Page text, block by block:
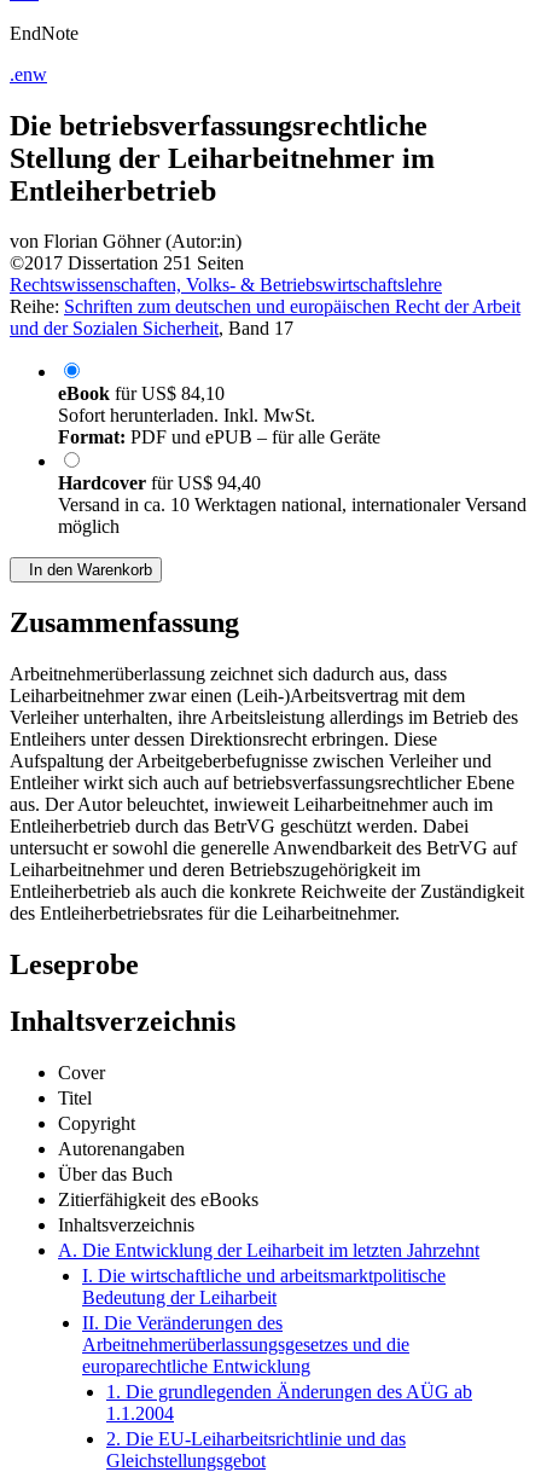
EndNote
.enw
Die betriebsverfassungsrechtliche
Stellung der Leiharbeitnehmer im
Entleiherbetrieb
von Florian Göhner (Autor:in)
©2017 Dissertation 251 Seiten
Rechtswissenschaften, Volks- & Betriebswirtschaftslehre
Reihe: Schriften zum deutschen und europäischen Recht der Arbeit
und der Sozialen Sicherheit, Band 17
eBook fürUS$ 84,10
Sofort herunterladen. Inkl. MwSt.
Format: PDF und ePUB – für alle Geräte
Hardcover fürUS$ 94,40
Versand in ca. 10 Werktagen national, internationaler Versand
möglich
In den Warenkorb
Zusammenfassung
Arbeitnehmerüberlassung zeichnet sich dadurch aus, dass
Leiharbeitnehmer zwar einen (Leih-)Arbeitsvertrag mit dem
Verleiher unterhalten, ihre Arbeitsleistung allerdings im Betrieb des
Entleihers unter dessen Direktionsrecht erbringen. Diese
Aufspaltung der Arbeitgeberbefugnisse zwischen Verleiher und
Entleiher wirkt sich auch auf betriebsverfassungsrechtlicher Ebene
aus. Der Autor beleuchtet, inwieweit Leiharbeitnehmer auch im
Entleiherbetrieb durch das BetrVG geschützt werden. Dabei
untersucht er sowohl die generelle Anwendbarkeit des BetrVG auf
Leiharbeitnehmer und deren Betriebszugehörigkeit im
Entleiherbetrieb als auch die konkrete Reichweite der Zuständigkeit
des Entleiherbetriebsrates für die Leiharbeitnehmer.
Leseprobe
Inhaltsverzeichnis
Cover
Titel
Copyright
Autorenangaben
Über das Buch
Zitierfähigkeit des eBooks
Inhaltsverzeichnis
A. Die Entwicklung der Leiharbeit im letzten Jahrzehnt
I. Die wirtschaftliche und arbeitsmarktpolitische
Bedeutung der Leiharbeit
II. Die Veränderungen des
Arbeitnehmerüberlassungsgesetzes und die
europarechtliche Entwicklung
1. Die grundlegenden Änderungen des AÜG ab
1.1.2004
2. Die EU-Leiharbeitsrichtlinie und das
Gleichstellungsgebot